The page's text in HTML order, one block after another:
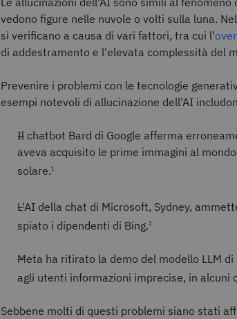
vedono figure nelle nuvole o volti sulla luna.
si verificano a causa di vari fattori, tra cui l'
di addestramento e l'elevata complessità del
Prevenire i problemi con le tecnologie
esempi notevoli di allucinazione dell'AI
Il chatbot Bard di Google afferma
aveva acquisito le prime immagini al
solare.1
L'AI della chat di Microsoft, Sydney,
spiato i dipendenti di Bing.2
Meta ha ritirato la demo del modello LLM
agli utenti informazioni imprecise, in alcuni
Sebbene molti di questi problemi siano stati